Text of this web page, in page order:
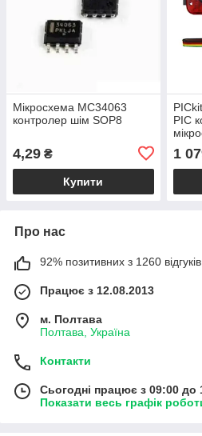
Мікросхема MC34063
контролер шім SOP8
4,29 ₴
Купити
PIC
1
Про нас
92% позитивних з 1260 відгуків
Працює з 12.08.2013
м. Полтава
Полтава, Україна
Контакти
Сьогодні працює з 09:00 до
Показати весь графік